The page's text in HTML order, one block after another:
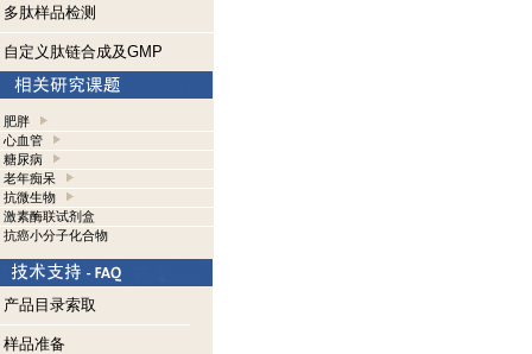
多肽样品检测
自定义肽链合成及GMP
肥胖
心血管
糖尿病
老年痴呆
抗微生物
激素酶联试剂盒
抗癌小分子化合物
产品目录索取
样品准备